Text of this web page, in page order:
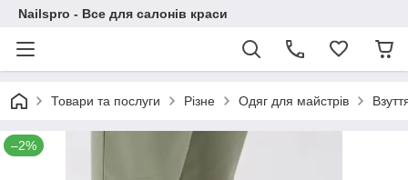
Nailspro - Все для салонів краси
Товари та послуги Різне Одяг для майстрів
–2%